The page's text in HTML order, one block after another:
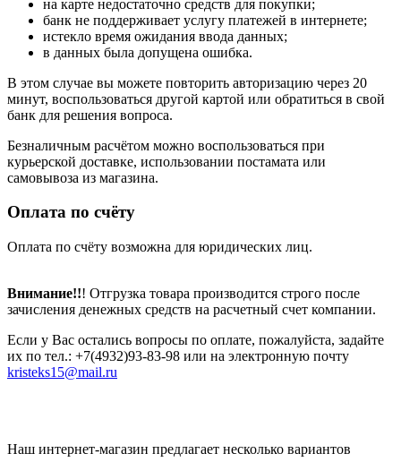
на карте недостаточно средств для покупки;
банк не поддерживает услугу платежей в интернете;
истекло время ожидания ввода данных;
в данных была допущена ошибка.
В этом случае вы можете повторить авторизацию через 20
минут, воспользоваться другой картой или обратиться в свой
банк для решения вопроса.
Безналичным расчётом можно воспользоваться при
курьерской доставке, использовании постамата или
самовывоза из магазина.
Оплата по счёту
Оплата по счёту возможна для юридических лиц.
Внимание!!! Отгрузка товара производится строго после
зачисления денежных средств на расчетный счет компании.
Если у Вас остались вопросы по оплате, пожалуйста, задайте
их по тел.: +7(4932)93-83-98 или на электронную почту
kristeks15@mail.ru
Наш интернет-магазин предлагает несколько вариантов